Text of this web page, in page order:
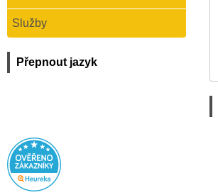
Služby
Přepnout jazyk